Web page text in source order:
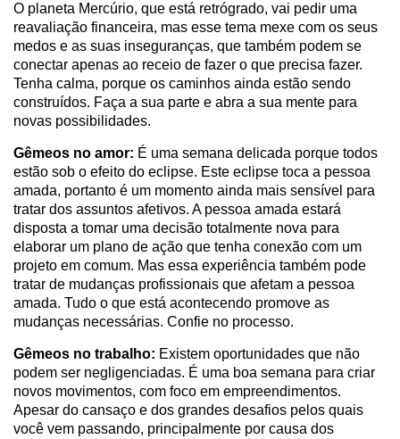
O planeta Mercúrio, que está retrógrado, vai pedir uma
reavaliação financeira, mas esse tema mexe com os seus
medos e as suas inseguranças, que também podem se
conectar apenas ao receio de fazer o que precisa fazer.
Tenha calma, porque os caminhos ainda estão sendo
construídos. Faça a sua parte e abra a sua mente para
novas possibilidades.
Gêmeos no amor: É uma semana delicada porque todos
estão sob o efeito do eclipse. Este eclipse toca a pessoa
amada, portanto é um momento ainda mais sensível para
tratar dos assuntos afetivos. A pessoa amada estará
disposta a tomar uma decisão totalmente nova para
elaborar um plano de ação que tenha conexão com um
projeto em comum. Mas essa experiência também pode
tratar de mudanças profissionais que afetam a pessoa
amada. Tudo o que está acontecendo promove as
mudanças necessárias. Confie no processo.
Gêmeos no trabalho: Existem oportunidades que não
podem ser negligenciadas. É uma boa semana para criar
novos movimentos, com foco em empreendimentos.
Apesar do cansaço e dos grandes desafios pelos quais
você vem passando, principalmente por causa dos